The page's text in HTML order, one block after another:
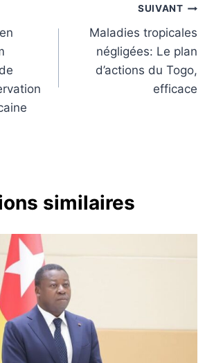
SUIVANT
Maladies tropicales
négligées: Le plan
d’actions du Togo,
efficace
similaires